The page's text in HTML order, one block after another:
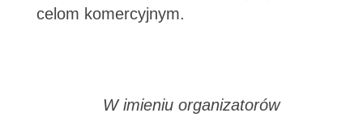
celom komercyjnym.
W imieniu organizatorów